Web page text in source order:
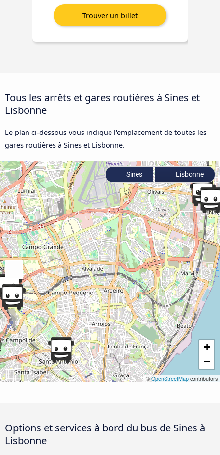
Tous les arrêts et gares routières à Sines et
Lisbonne
Le plan ci-dessous vous indique l'emplacement de toutes les
gares routières à Sines et Lisbonne.
+
−
©OpenStreetMap contributors
Sines Lisbonne
Options et services à bord du bus de Sines à
Lisbonne